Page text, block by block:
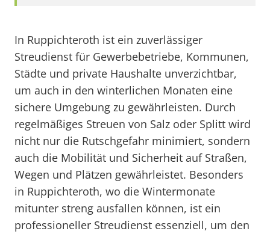
In Ruppichteroth ist ein zuverlässiger
Streudienst für Gewerbebetriebe, Kommunen,
Städte und private Haushalte unverzichtbar,
um auch in den winterlichen Monaten eine
sichere Umgebung zu gewährleisten. Durch
regelmäßiges Streuen von Salz oder Splitt wird
nicht nur die Rutschgefahr minimiert, sondern
auch die Mobilität und Sicherheit auf Straßen,
Wegen und Plätzen gewährleistet. Besonders
in Ruppichteroth, wo die Wintermonate
mitunter streng ausfallen können, ist ein
professioneller Streudienst essenziell, um den